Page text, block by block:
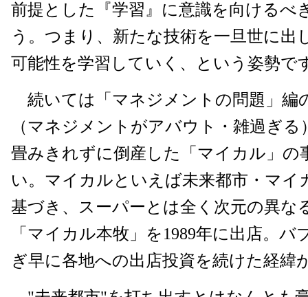
前提とした『学習』に意識を向けるべ
う。つまり、新たな技術を一旦世に出
可能性を学習していく、という姿勢で
続いては「マネジメントの問題」編
（マネジメントがアバウト・雑過ぎ
畳みきれずに倒産した「マイカル」の
い。マイカルといえば未来都市・マイ
基づき、スーパーとは全く次元の異な
「マイカル本牧」を1989年に出店。バ
ぎ早に各地への出店投資を続けた経緯